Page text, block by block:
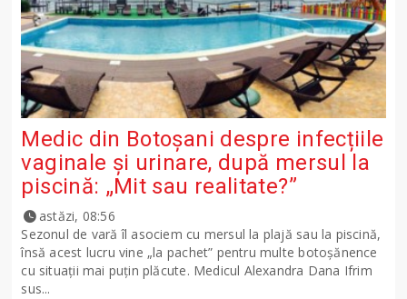
Medic din Botoșani despre infecțiile
vaginale și urinare, după mersul la
piscină: „Mit sau realitate?”
astăzi, 08:56
Sezonul de vară îl asociem cu mersul la plajă sau la piscină,
însă acest lucru vine „la pachet” pentru multe botoșănence
cu situații mai puțin plăcute. Medicul Alexandra Dana Ifrim
sus...